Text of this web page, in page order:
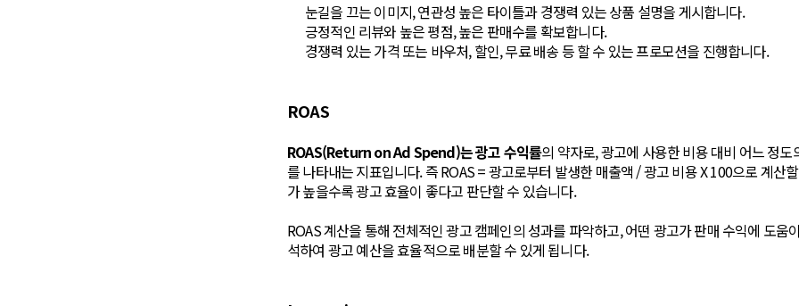
눈길을 끄는 이미지, 연관성 높은 타이틀과 경쟁력 있는 상품 설명을 게시합니다.
긍정적인 리뷰와 높은 평점, 높은 판매수를 확보합니다.
경쟁력 있는 가격 또는 바우처, 할인, 무료 배송 등 할 수 있는 프로모션을 진행합니다.
ROAS
ROAS(Return on Ad Spend)는 광고 수익률의 약자로, 광고에 사용한 비용 대비 어느 정도
를 나타내는 지표입니다. 즉 ROAS = 광고로부터 발생한 매출액 / 광고 비용 X 100으로 계산
가 높을수록 광고 효율이 좋다고 판단할 수 있습니다.
ROAS 계산을 통해 전체적인 광고 캠페인의 성과를 파악하고, 어떤 광고가 판매 수익에 도움
석하여 광고 예산을 효율적으로 배분할 수 있게 됩니다.